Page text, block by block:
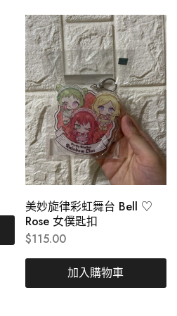
美妙旋律彩虹舞台 Bell ♡
Rose 女僕匙扣
$115.00
加入購物車